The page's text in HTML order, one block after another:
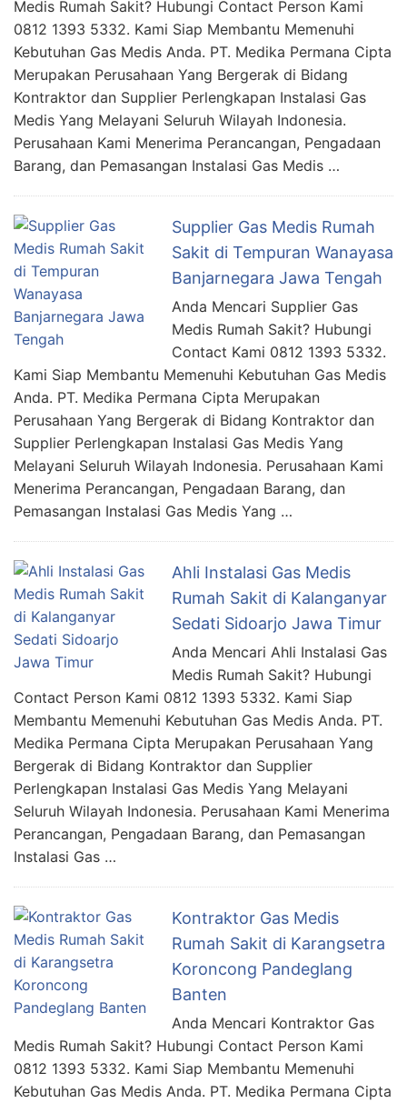
Medis Rumah Sakit? Hubungi Contact Person Kami
0812 1393 5332. Kami Siap Membantu Memenuhi
Kebutuhan Gas Medis Anda. PT. Medika Permana Cipta
Merupakan Perusahaan Yang Bergerak di Bidang
Kontraktor dan Supplier Perlengkapan Instalasi Gas
Medis Yang Melayani Seluruh Wilayah Indonesia.
Perusahaan Kami Menerima Perancangan, Pengadaan
Barang, dan Pemasangan Instalasi Gas Medis …
Supplier Gas Medis Rumah
Sakit di Tempuran Wanayasa
Banjarnegara Jawa Tengah
Anda Mencari Supplier Gas
Medis Rumah Sakit? Hubungi
Contact Kami 0812 1393 5332.
Kami Siap Membantu Memenuhi Kebutuhan Gas Medis
Anda. PT. Medika Permana Cipta Merupakan
Perusahaan Yang Bergerak di Bidang Kontraktor dan
Supplier Perlengkapan Instalasi Gas Medis Yang
Melayani Seluruh Wilayah Indonesia. Perusahaan Kami
Menerima Perancangan, Pengadaan Barang, dan
Pemasangan Instalasi Gas Medis Yang …
Ahli Instalasi Gas Medis
Rumah Sakit di Kalanganyar
Sedati Sidoarjo Jawa Timur
Anda Mencari Ahli Instalasi Gas
Medis Rumah Sakit? Hubungi
Contact Person Kami 0812 1393 5332. Kami Siap
Membantu Memenuhi Kebutuhan Gas Medis Anda. PT.
Medika Permana Cipta Merupakan Perusahaan Yang
Bergerak di Bidang Kontraktor dan Supplier
Perlengkapan Instalasi Gas Medis Yang Melayani
Seluruh Wilayah Indonesia. Perusahaan Kami Menerima
Perancangan, Pengadaan Barang, dan Pemasangan
Instalasi Gas …
Kontraktor Gas Medis
Rumah Sakit di Karangsetra
Koroncong Pandeglang
Banten
Anda Mencari Kontraktor Gas
Medis Rumah Sakit? Hubungi Contact Person Kami
0812 1393 5332. Kami Siap Membantu Memenuhi
Kebutuhan Gas Medis Anda. PT. Medika Permana Cipta